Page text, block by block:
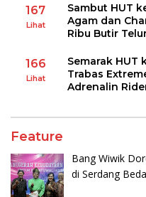
167
Lihat
Sambut HUT
Agam dan
Ribu Butir
166
Lihat
Semarak HUT
Trabas
Adrenalin
Feature
Bang Wiwik
di Serdang